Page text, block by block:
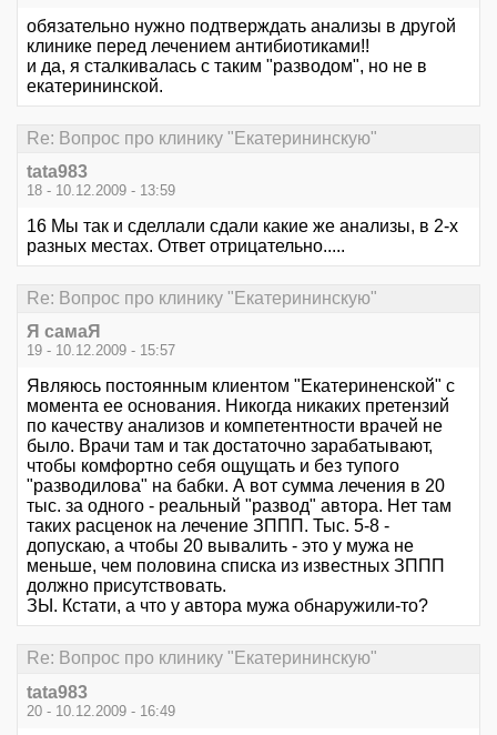
обязательно нужно подтверждать анализы в другой
клинике перед лечением антибиотиками!!
и да, я сталкивалась с таким "разводом", но не в
екатерининской.
Re: Вопрос про клинику "Екатерининскую"
tata983
18 - 10.12.2009 - 13:59
16 Мы так и сделлали сдали какие же анализы, в 2-х
разных местах. Ответ отрицательно.....
Re: Вопрос про клинику "Екатерининскую"
Я самаЯ
19 - 10.12.2009 - 15:57
Являюсь постоянным клиентом "Екатериненской" с
момента ее основания. Никогда никаких претензий
по качеству анализов и компетентности врачей не
было. Врачи там и так достаточно зарабатывают,
чтобы комфортно себя ощущать и без тупого
"разводилова" на бабки. А вот сумма лечения в 20
тыс. за одного - реальный "развод" автора. Нет там
таких расценок на лечение ЗППП. Тыс. 5-8 -
допускаю, а чтобы 20 вывалить - это у мужа не
меньше, чем половина списка из известных ЗППП
должно присутствовать.
ЗЫ. Кстати, а что у автора мужа обнаружили-то?
Re: Вопрос про клинику "Екатерининскую"
tata983
20 - 10.12.2009 - 16:49